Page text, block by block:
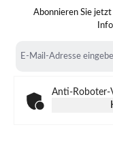
Abonnieren Sie
Mail-
Anti-Roboter-